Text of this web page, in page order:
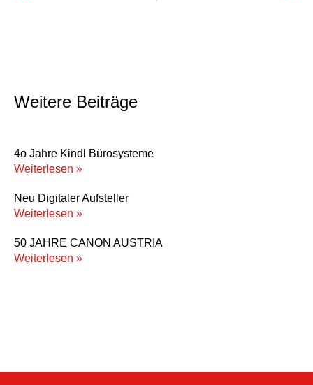
Weitere Beiträge
4o Jahre Kindl Bürosysteme
Weiterlesen »
Neu Digitaler Aufsteller
Weiterlesen »
50 JAHRE CANON AUSTRIA
Weiterlesen »